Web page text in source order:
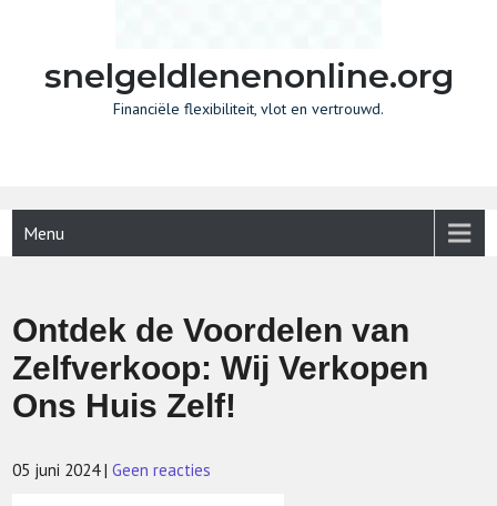
snelgeldlenenonline.org
Financiële flexibiliteit, vlot en vertrouwd.
Menu
Ontdek de Voordelen van
Zelfverkoop: Wij Verkopen
Ons Huis Zelf!
05 juni 2024 |Geen reacties